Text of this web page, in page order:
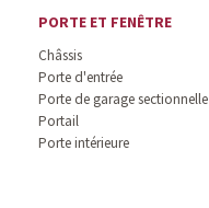
PORTE ET FENÊTRE
Châssis
Porte d'entrée
Porte de garage sectionnelle
Portail
Porte intérieure